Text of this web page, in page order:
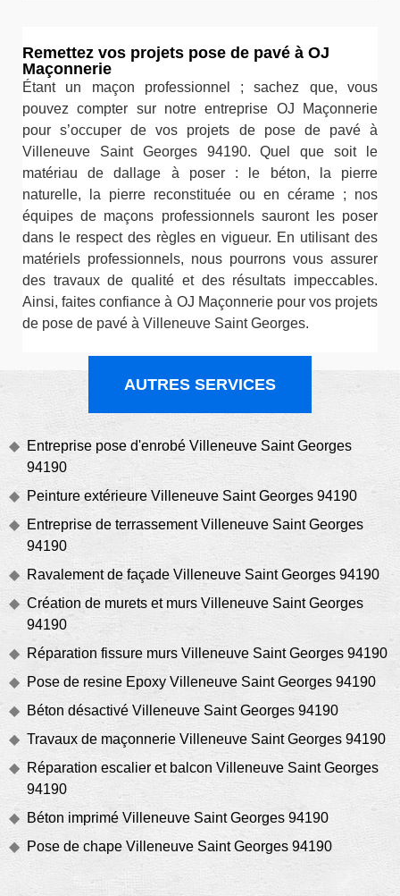
Remettez vos projets pose de pavé à OJ
Maçonnerie
Étant un maçon professionnel ; sachez que, vous
pouvez compter sur notre entreprise OJ Maçonnerie
pour s’occuper de vos projets de pose de pavé à
Villeneuve Saint Georges 94190. Quel que soit le
matériau de dallage à poser : le béton, la pierre
naturelle, la pierre reconstituée ou en cérame ; nos
équipes de maçons professionnels sauront les poser
dans le respect des règles en vigueur. En utilisant des
matériels professionnels, nous pourrons vous assurer
des travaux de qualité et des résultats impeccables.
Ainsi, faites confiance à OJ Maçonnerie pour vos projets
de pose de pavé à Villeneuve Saint Georges.
AUTRES SERVICES
Entreprise pose d'enrobé Villeneuve Saint Georges
94190
Peinture extérieure Villeneuve Saint Georges 94190
Entreprise de terrassement Villeneuve Saint Georges
94190
Ravalement de façade Villeneuve Saint Georges 94190
Création de murets et murs Villeneuve Saint Georges
94190
Réparation fissure murs Villeneuve Saint Georges 94190
Pose de resine Epoxy Villeneuve Saint Georges 94190
Béton désactivé Villeneuve Saint Georges 94190
Travaux de maçonnerie Villeneuve Saint Georges 94190
Réparation escalier et balcon Villeneuve Saint Georges
94190
Béton imprimé Villeneuve Saint Georges 94190
Pose de chape Villeneuve Saint Georges 94190